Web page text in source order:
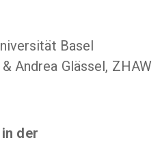
Basel
Andrea Glässel, ZHAW
der